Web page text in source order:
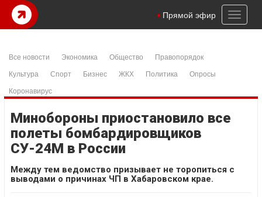
Toggle
Прямой эфир
Все новости Экономика Общество
Правопорядок
Культура
Спорт Бизнес ЖКХ Политика
Опросы
Коронавирус
Минобороны приостановило все
полеты бомбардировщиков
СУ-24М в России
Между тем ведомство призывает не торопиться с
выводами о причинах ЧП в Хабаровском крае.